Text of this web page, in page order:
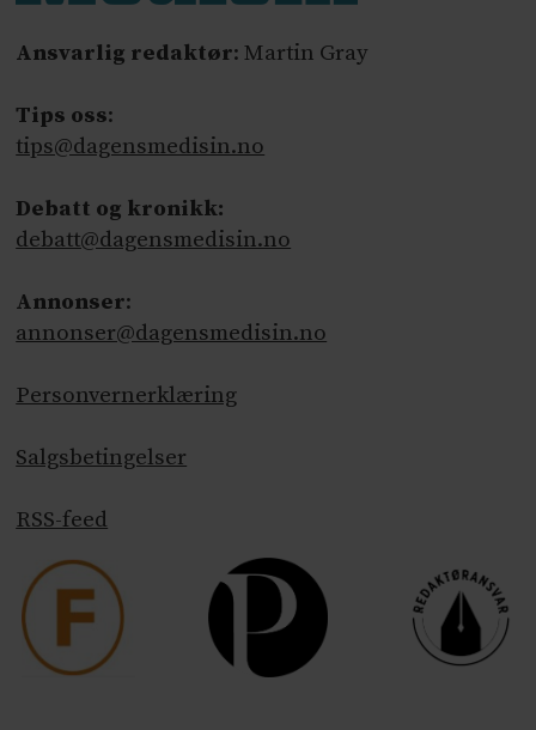
Ansvarlig redaktør: Martin Gray
Tips oss:
tips@dagensmedisin.no
Debatt og kronikk:
debatt@dagensmedisin.no
Annonser:
annonser@dagensmedisin.no
Personvernerklæring
Salgsbetingelser
RSS-feed